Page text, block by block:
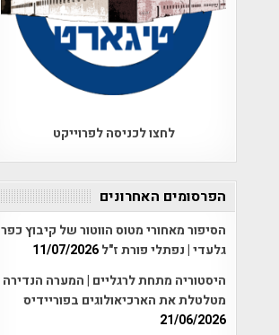
לחצו לכניסה לפרוייקט
הפרסומים האחרונים
הסיפור מאחורי מטוס הווטור של קיבוץ כפר
גלעדי | נפתלי פורת ז"ל11/07/2026
היסטוריה מתחת לרגליים | המערה הנדירה
מטלטלת את הארכיאולוגים בפוריידיס
21/06/2026